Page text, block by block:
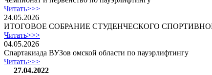
Читать>>>
24.05.2026
ИТОГОВОЕ СОБРАНИЕ СТУДЕНЧЕСКОГО
Читать>>>
04.05.2026
Спартакиада ВУЗов омской области по пауэрлифтингу
Читать>>>
27.04.2022